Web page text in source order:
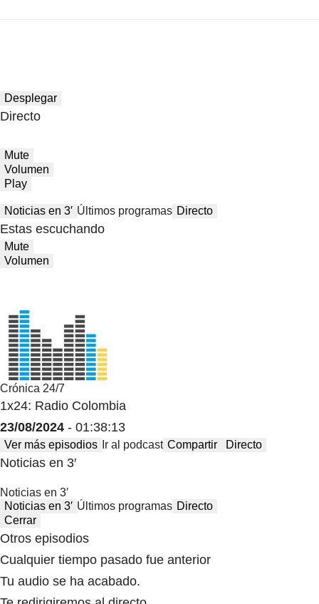
Desplegar
Directo
Mute
Volumen
Play
Noticias en 3′ Últimos programas Directo
Estas escuchando
Mute
Volumen
Crónica 24/7
1x24: Radio Colombia
23/08/2024 - 01:38:13
Ver más episodios Ir al podcast Compartir Directo
Noticias en 3′
Noticias en 3′
Noticias en 3′ Últimos programas Directo
Cerrar
Otros episodios
Cualquier tiempo pasado fue anterior
Tu audio se ha acabado.